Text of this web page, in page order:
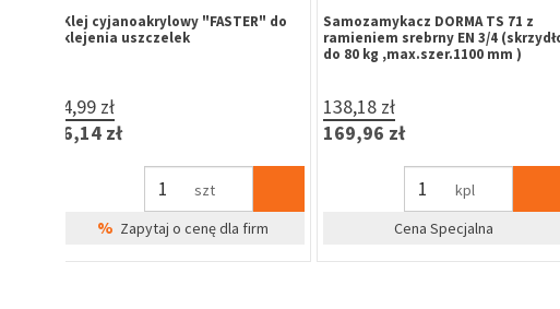
Przytrzymywacz wrotowy -300
ocynk
9,24 zł
11,37 zł
szt
%Zapytaj o cenę dla firm
Uszczelka okienna przylgowa
DEVENTER SV-12 brąz rustykalny
zwoje
2,25 zł
2,77 zł
mb
Zapytaj o cenę dla firm